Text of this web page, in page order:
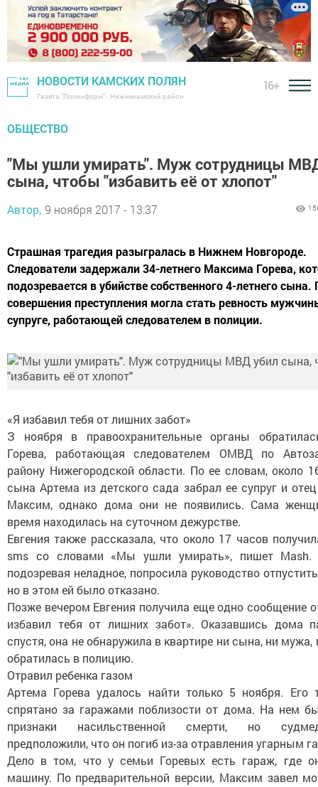
НОВОСТИ КАМСКИХ ПОЛЯН
Газета "Посинформ" - Нижнекамский район
16+
ОБЩЕСТВО
"Мы ушли умирать". Муж сотрудницы
сына, чтобы "избавить её от хлопот"
Автор, 9 ноября 2017 - 13:37
Страшная трагедия разыгралась в Нижнем Новгороде.
Следователи задержали 34-летнего Максима Горева,
подозревается в убийстве собственного 4-летнего сына.
совершения преступления могла стать ревность
супруге, работающей следователем в полиции.
«Я избавил тебя от лишних забот»
З ноября в правоохранительные органы
Горева, работающая следователем ОМВД по
району Нижегородской области. По ее словам, около
сына Артема из детского сада забрал ее супруг и
Максим, однако дома они не появились. Сама
время находилась на суточном дежурстве.
Евгения также рассказала, что около 17 часов
sms со словами «Мы ушли умирать», пишет Mash.
подозревая неладное, попросила руководство
но в этом ей было отказано.
Позже вечером Евгения получила еще одно сообщение
избавил тебя от лишних забот». Оказавшись дома
спустя, она не обнаружила в квартире ни сына, ни мужа,
обратилась в полицию.
Отравил ребенка газом
Артема Горева удалось найти только 5 ноября. Его
спрятано за гаражами поблизости от дома. На нем
признаки насильственной смерти, но
предположили, что он погиб из-за отравления угарным
Дело в том, что у семьи Горевых есть гараж, где
машину. По предварительной версии, Максим завел